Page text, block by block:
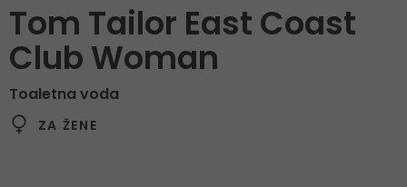
Tom Tailor East Coast
Club Woman
Toaletna voda
ZA ŽENE